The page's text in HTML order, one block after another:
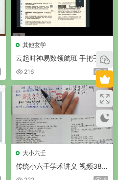
其他玄学
云起时神易数领航班 手把手教
会你明代皇家兵占之术 视频16
216 8
大小六壬
传统小六壬学术讲义 视频38
集